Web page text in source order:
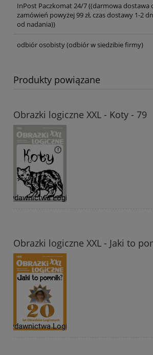
InPost Paczkomat 24/7((darmowa dostawa
zamówień powyżej 99 zł, czas dostawy 1-2
od nadania))
odbiór osobisty(odbiór w siedzibie firmy)
Produkty powiązane
Obrazki logiczne XXL - Koty - 79
Obrazki logiczne XXL - Jaki to